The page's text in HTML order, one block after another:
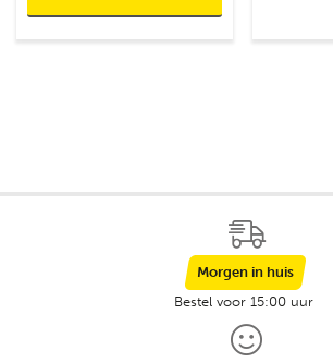
Morgen in huis
Bestel voor 15:00 uur